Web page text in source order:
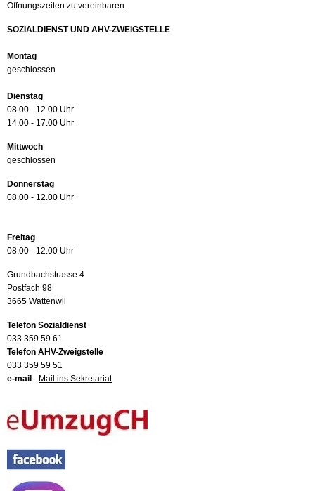
Öffnungszeiten zu vereinbaren.
SOZIALDIENST UND AHV-ZWEIGSTELLE
Montag
geschlossen
Dienstag
08.00 - 12.00 Uhr
14.00 - 17.00 Uhr
Mittwoch
geschlossen
Donnerstag
08.00 - 12.00 Uhr
Freitag
08.00 - 12.00 Uhr
Grundbachstrasse 4
Postfach 98
3665 Wattenwil
Telefon Sozialdienst
033 359 59 61
Telefon AHV-Zweigstelle
033 359 59 51
e-mail - Mail ins Sekretariat